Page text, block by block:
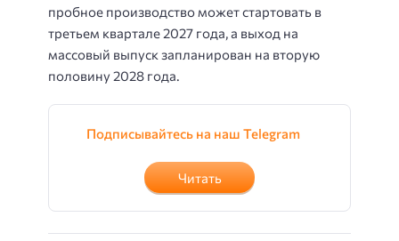
пробное производство может стартовать в
третьем квартале 2027 года, а выход на
массовый выпуск запланирован на вторую
половину 2028 года.
Подписывайтесь на наш Telegram
Читать